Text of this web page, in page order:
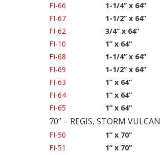
FI-66
1-1/4” x 64”
FI-67
1-1/2” x 64”
FI-62
3/4” x 64”
FI-10
1” x 64”
FI-68
1-1/4” x 64”
FI-69
1-1/2” x 64”
FI-63
1” x 64”
FI-64
1” x 64”
FI-65
1” x 64”
70” – REGIS, STORM VULCAN
FI-50 1” x 70”
FI-51
1” x 70”